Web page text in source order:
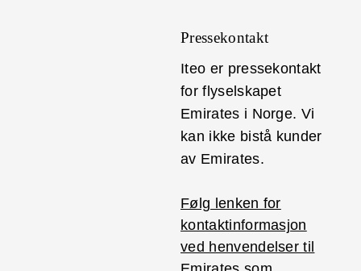
Pressekontakt
Iteo er pressekontakt
for flyselskapet
Emirates i Norge. Vi
kan ikke bistå kunder
av Emirates.
Følg lenken for
kontaktinformasjon
ved henvendelser til